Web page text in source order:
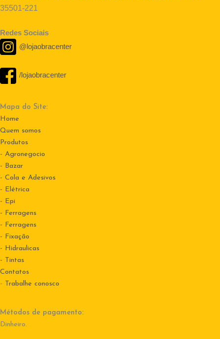
35501-221
Redes Sociais
@lojaobracenter
/lojaobracenter
Mapa do Site:
Home
Quem somos
Produtos
- Agronegocio
- Bazar
- Cola e Adesivos
- Elétrica
- Epi
- Ferragens
- Ferragens
- Fixação
- Hidraulicas
- Tintas
Contatos
- Trabalhe conosco
Métodos de pagamento:
Dinheiro.